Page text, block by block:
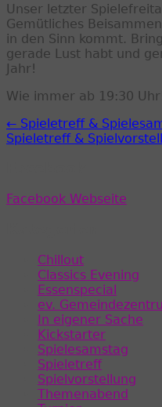
Unser letzter
Gemütliches
in den Sinn kommt.
gerade Lust habt und
Jahr!
Wie immer ab 19:30
← Spieletreff &
Spieletreff &
Facebook Webseite
Chillout
Classics Evening
Essenspecial
ev.
In eigener Sache
Kickstarter
Spielesamstag
Spieletreff
Spielvorstellung
Themenabend